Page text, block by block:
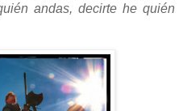
andas, decirte he quién